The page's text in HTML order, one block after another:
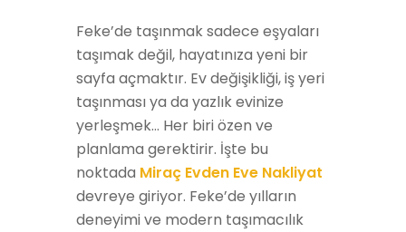
Feke’de taşınmak sadece eşyaları
taşımak değil, hayatınıza yeni bir
sayfa açmaktır. Ev değişikliği, iş yeri
taşınması ya da yazlık evinize
yerleşmek… Her biri özen ve
planlama gerektirir. İşte bu
noktada Miraç Evden Eve Nakliyat
devreye giriyor. Feke’de yılların
deneyimi ve modern taşımacılık